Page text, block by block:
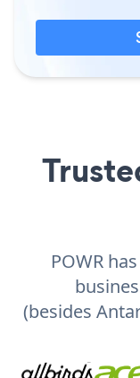
POWR
(besides